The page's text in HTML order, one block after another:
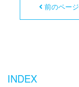
前のページ
INDEX